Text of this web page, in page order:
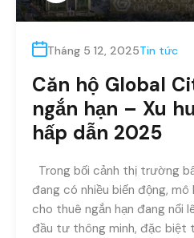
Tháng 5 12, 2025Tin tức
Căn hộ Global
ngắn hạn – Xu
hấp dẫn 2025
Trong bối cảnh thị trường
đang có nhiều biến động,
cho thuê ngắn hạn đang nổi
đầu tư thông minh, đặc biệt